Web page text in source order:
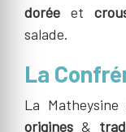
dorée et
salade.
La
La
origines &